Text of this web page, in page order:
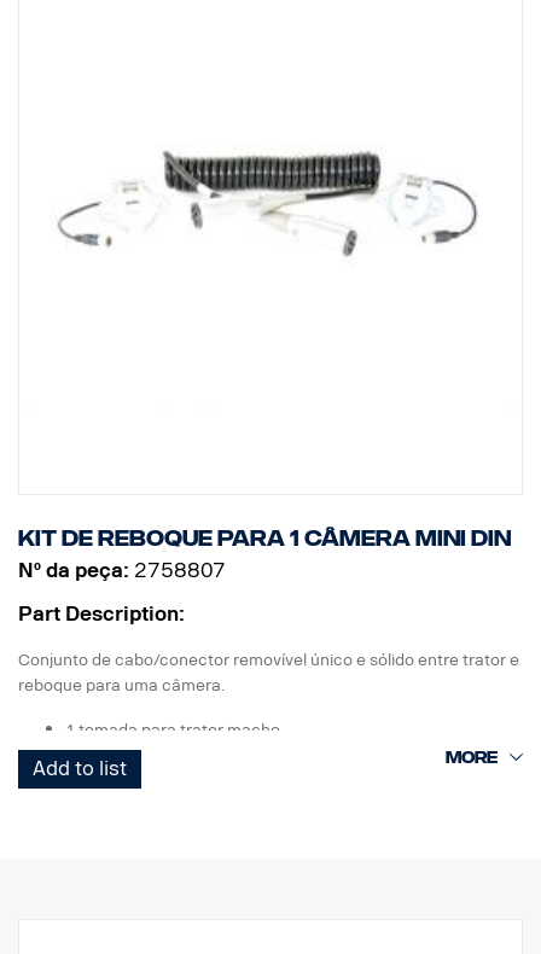
Kit de reboque para 1 câmera MINI DIN
Nº da peça: 2758807
Part Description:
Conjunto de cabo/conector removível único e sólido entre trator e
reboque para uma câmera.
1 tomada para trator macho
1 cabo de serpentina
1 tomada para reboque fêmea
Add to list